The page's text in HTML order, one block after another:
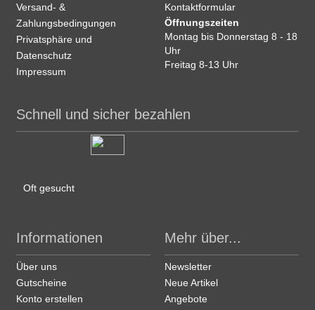
Versand- &
Zahlungsbedingungen
Privatsphäre und
Datenschutz
Impressum
Kontaktformular
Öffnungszeiten
Montag bis Donnerstag 8 - 18
Uhr
Freitag 8-13 Uhr
Schnell und sicher bezahlen
Oft gesucht
Informationen
Über uns
Gutscheine
Konto erstellen
Mehr über...
Newsletter
Neue Artikel
Angebote